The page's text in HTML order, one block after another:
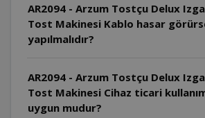
AR2094 - Arzum Tostçu Delux
Tost Makinesi Kablo hasar
yapılmalıdır?
AR2094 - Arzum Tostçu Delux
Tost Makinesi Cihaz ticari
uygun mudur?